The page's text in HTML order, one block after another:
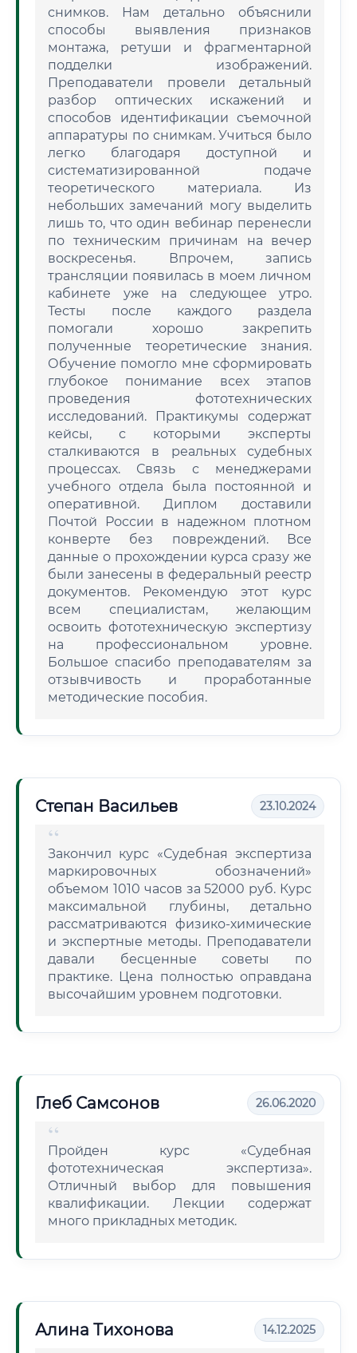
снимков. Нам детально объяснили
способы выявления признаков
монтажа, ретуши и фрагментарной
подделки изображений.
Преподаватели провели детальный
разбор оптических искажений и
способов идентификации съемочной
аппаратуры по снимкам. Учиться было
легко благодаря доступной и
систематизированной подаче
теоретического материала. Из
небольших замечаний могу выделить
лишь то, что один вебинар перенесли
по техническим причинам на вечер
воскресенья. Впрочем, запись
трансляции появилась в моем личном
кабинете уже на следующее утро.
Тесты после каждого раздела
помогали хорошо закрепить
полученные теоретические знания.
Обучение помогло мне сформировать
глубокое понимание всех этапов
проведения фототехнических
исследований. Практикумы содержат
кейсы, с которыми эксперты
сталкиваются в реальных судебных
процессах. Связь с менеджерами
учебного отдела была постоянной и
оперативной. Диплом доставили
Почтой России в надежном плотном
конверте без повреждений. Все
данные о прохождении курса сразу же
были занесены в федеральный реестр
документов. Рекомендую этот курс
всем специалистам, желающим
освоить фототехническую экспертизу
на профессиональном уровне.
Большое спасибо преподавателям за
отзывчивость и проработанные
методические пособия.
Степан Васильев 23.10.2024
Закончил курс «Судебная экспертиза
маркировочных обозначений»
объемом 1010 часов за 52000 руб. Курс
максимальной глубины, детально
рассматриваются физико-химические
и экспертные методы. Преподаватели
давали бесценные советы по
практике. Цена полностью оправдана
высочайшим уровнем подготовки.
Глеб Самсонов 26.06.2020
Пройден курс «Судебная
фототехническая экспертиза».
Отличный выбор для повышения
квалификации. Лекции содержат
много прикладных методик.
Алина Тихонова 14.12.2025